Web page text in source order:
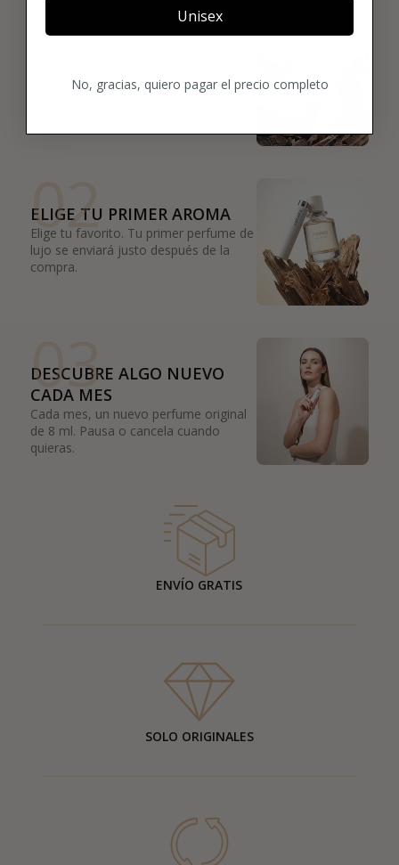
01
GUSTA
Explora más de 600 fragancias nicho y
02
ELIGE TU PRIMER AROMA
Elige tu favorito. Tu primer perfume de
lujo se enviará justo después de la
compra.
03
DESCUBRE ALGO NUEVO
CADA MES
Cada mes, un nuevo perfume original
de 8 ml. Pausa o cancela cuando
quieras.
ENVÍO GRATIS
SOLO ORIGINALES
Unisex
No, gracias, quiero pagar el precio completo